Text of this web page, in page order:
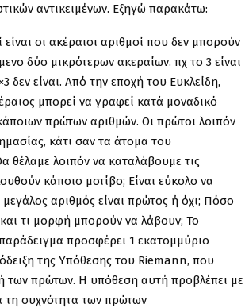
αντικειμένων. Εξηγώ παρακάτω:
είναι οι ακέραιοι αριθμοί που δεν μπορούν
δύο μικρότερων ακεραίων. πχ το 3 είναι
δεν είναι. Από την εποχή του Ευκλείδη,
μπορεί να γραφεί κατά μοναδικό
πρώτων αριθμών. Οι πρώτοι λοιπόν
κάτι σαν τα άτομα του
θέλαμε λοιπόν να καταλάβουμε τις
κάποιο μοτίβο; Είναι εύκολο να
αριθμός είναι πρώτος ή όχι; Πόσο
τι μορφή μπορούν να λάβουν; Το
προσφέρει 1 εκατομμύριο
της Υπόθεσης του Riemann, που
των πρώτων. Η υπόθεση αυτή προβλέπει με
τη συχνότητα των πρώτων